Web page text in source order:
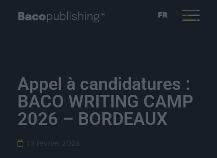
FR
Appel à candidatures :
BACO WRITING CAMP
2026 – BORDEAUX
13 février 2026